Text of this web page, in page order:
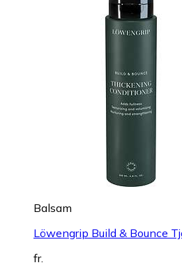
Balsam
Löwengrip Build & Bounce
fr.